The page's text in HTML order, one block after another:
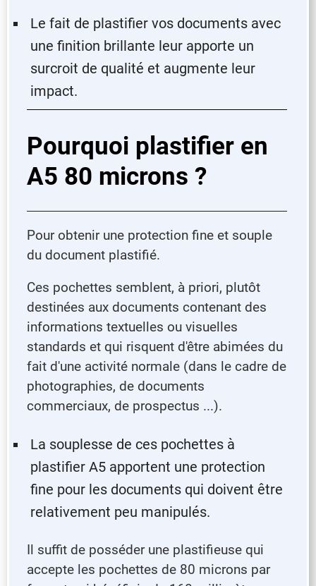
Le fait de plastifier vos documents avec
une finition brillante leur apporte un
surcroit de qualité et augmente leur
impact.
Pourquoi plastifier en
A5 80 microns ?
Pour obtenir une protection fine et souple
du document plastifié.
Ces pochettes semblent, à priori, plutôt
destinées aux documents contenant des
informations textuelles ou visuelles
standards et qui risquent d'être abimées du
fait d'une activité normale (dans le cadre de
photographies, de documents
commerciaux, de prospectus ...).
La souplesse de ces pochettes à
plastifier A5 apportent une protection
fine pour les documents qui doivent être
relativement peu manipulés.
Il suffit de posséder une plastifieuse qui
accepte les pochettes de 80 microns par